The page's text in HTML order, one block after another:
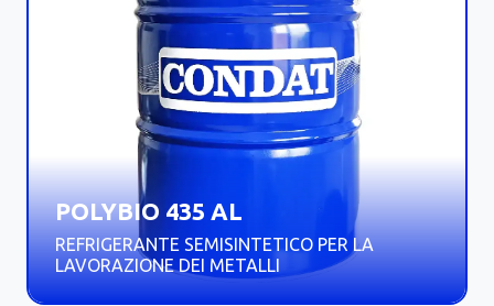
POLYBIO 435 AL
REFRIGERANTE SEMISINTETICO PER LA
LAVORAZIONE DEI METALLI